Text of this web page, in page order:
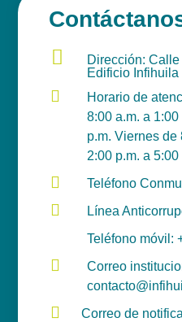

Dirección:
Edificio Infihuila

Horario de
8:00 a.m. a
p.m. Viernes de
2:00 p.m. a 5:00
 Teléfono
 Línea
Teléfono móvil:

Correo

Correo de